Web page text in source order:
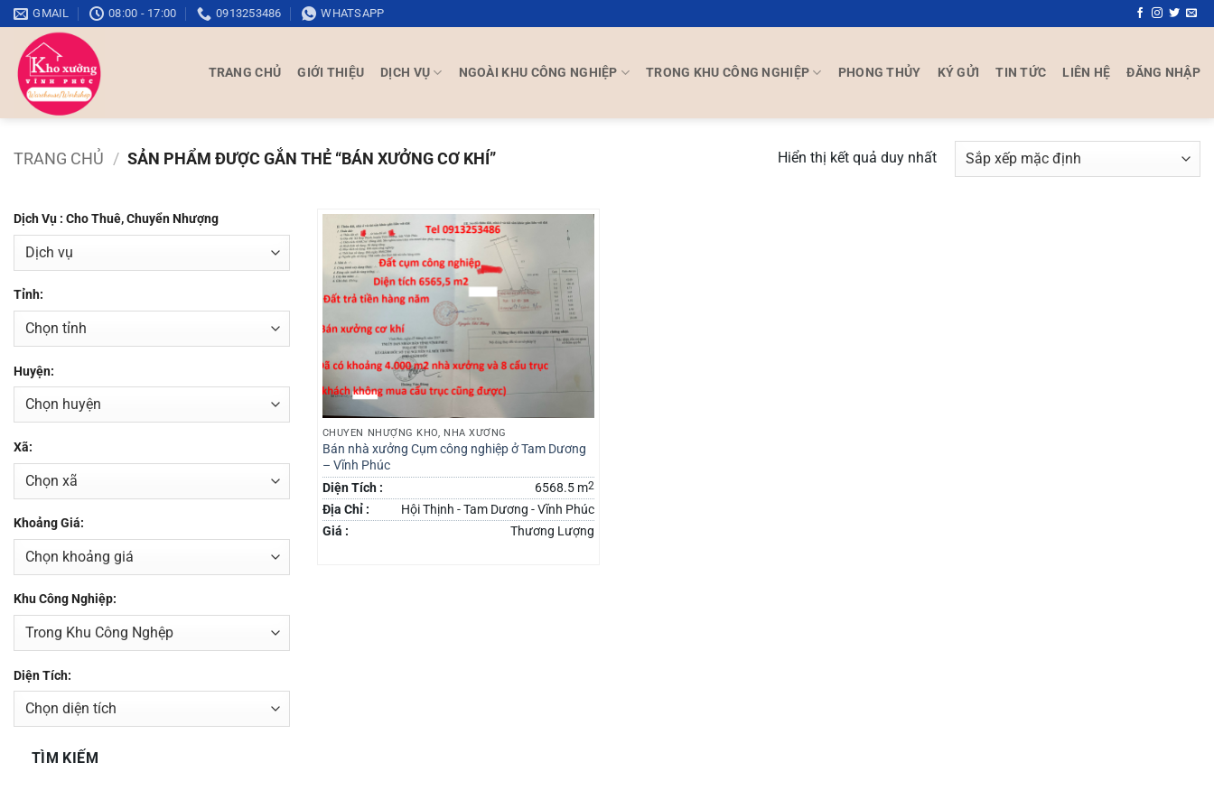
Bỏ
qua
dung
GMAIL 08:00 - 17:00 0913253486 WHATSAPP
TRANG CHỦ GIỚI THIỆU DỊCH VỤ NGOÀI KHU CÔNG NGHIỆP TRONG KHU CÔNG NGHIỆP PHONG THỦY KÝ GỬI TIN TỨC LIÊN HỆ ĐĂNG NHẬP
TRANG CHỦ / SẢN PHẨM ĐƯỢC GẮN THẺ “BÁN XƯỞNG CƠ KHÍ” Hiển thị kết quả duy nhất
Dịch Vụ : Cho Thuê, Chuyển Nhượng
Tỉnh:
Huyện:
Xã:
Khoảng Giá:
Khu Công Nghiệp:
Diện Tích:
TÌM KIẾM
CHUYỂN NHƯỢNG KHO, NHÀ XƯỞNG
Bán nhà xưởng Cụm công nghiệp ở Tam Dương
– Vĩnh Phúc
Diện Tích :
6568.5 m2
Địa Chỉ :
Hội Thịnh - Tam Dương - Vĩnh Phúc
Giá :
Thương Lượng